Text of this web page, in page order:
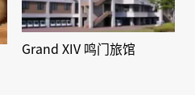
Grand XIV 鸣门旅馆